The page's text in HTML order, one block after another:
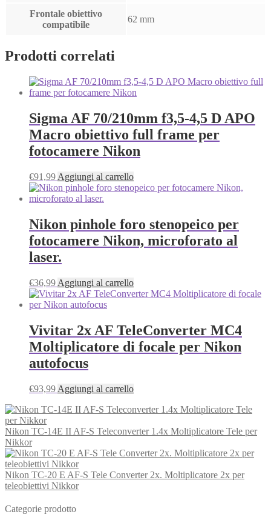
Frontale obiettivo
compatibile
62 mm
Prodotti correlati
Sigma AF 70/210mm f3,5-4,5 D APO
Macro obiettivo full frame per
fotocamere Nikon
€91,99 Aggiungi al carrello
Nikon pinhole foro stenopeico per
fotocamere Nikon, microforato al
laser.
€36,99 Aggiungi al carrello
Vivitar 2x AF TeleConverter MC4
Moltiplicatore di focale per Nikon
autofocus
€93,99 Aggiungi al carrello
Nikon TC‑14E II AF‑S Teleconverter 1.4x Moltiplicatore Tele per
Nikkor
Nikon TC-20 E AF-S Tele Converter 2x. Moltiplicatore 2x per
teleobiettivi Nikkor
Categorie prodotto